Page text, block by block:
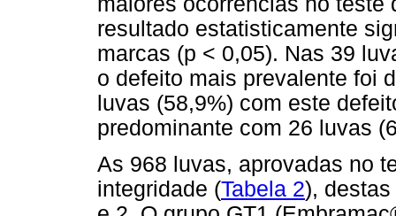
resultado estatisticamente
marcas (p < 0,05). Nas 39
o defeito mais prevalente foi
luvas (58,9%) com este
predominante com 26 luvas
As 968 luvas, aprovadas no
integridade (Tabela 2),